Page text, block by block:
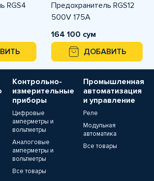
RGS4
Предохранитель RGS12
500V 175A
164 100 сум
ДОБАВИТЬ
Контрольно-
измерительные
приборы
Цифровые
амперметры и
вольтметры
Аналоговые
амперметры и
вольтметры
Все товары
Промышленная
автоматизация
и управление
Реле
Модульная
автоматика
Все товары